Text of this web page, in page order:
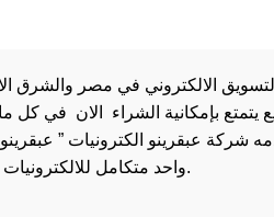
الالكتروني في مصر والشرق
يتمتع بإمكانية الشراء الان في
شركة عبقرينو الكترونيات ”
واحد متكامل للالكترونيات وادوات الصيانة . هذا ما يجعل موقع عبقرينو دوت كوم من أفضل مواقع تسوق عبر الإنترنت في مصر.